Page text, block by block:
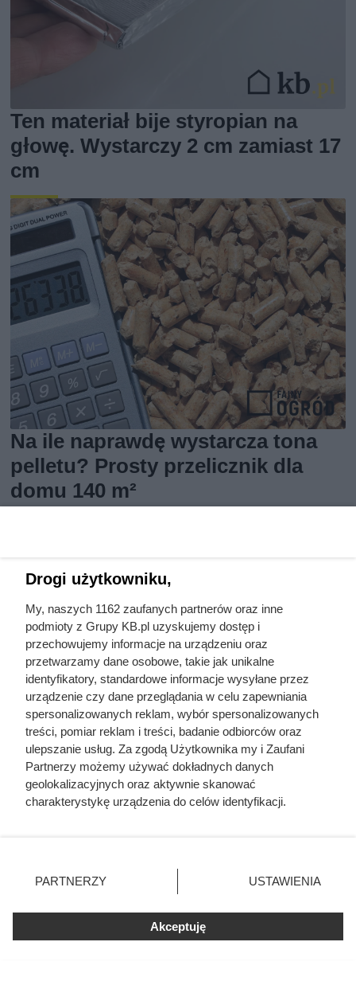
Ten materiał bije styropian na
głowę. Wystarczy 2 cm zamiast 17
cm
Na ile naprawdę wystarcza tona
pelletu? Prosty przelicznik dla
domu 140 m²
ultimatum. Kulisy tragedii, która
wstrząsnęła Polską
Drogi użytkowniku,
My, naszych 1162 zaufanych partnerów oraz inne
podmioty z Grupy KB.pl uzyskujemy dostęp i
przechowujemy informacje na urządzeniu oraz
przetwarzamy dane osobowe, takie jak unikalne
identyfikatory, standardowe informacje wysyłane przez
urządzenie czy dane przeglądania w celu zapewniania
spersonalizowanych reklam, wybór spersonalizowanych
treści, pomiar reklam i treści, badanie odbiorców oraz
ulepszanie usług. Za zgodą Użytkownika my i Zaufani
Partnerzy możemy używać dokładnych danych
geolokalizacyjnych oraz aktywnie skanować
charakterystykę urządzenia do celów identyfikacji.
zmienić/wycofać klikając przycisk ustawień prywatności
znajdujący się w lewym dolnym rogu strony. Niektóre
użytkownika, ale masz prawo sprzeciwić się takiemu
przetwarzaniu. Preferencje będą miały zastosowania tylko
PARTNERZY USTAWIENIA
Akceptuję